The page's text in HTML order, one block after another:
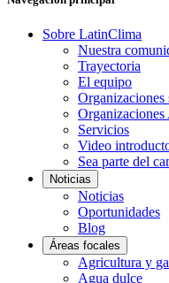
Sobre LatinClima
Nuestra
Trayectoria
El equipo
Organizaciones
Organizaciones
Servicios
Video
Sea parte del
Noticias
Noticias
Oportunidades
Blog
Áreas focales
Agricultura y
Agua dulce